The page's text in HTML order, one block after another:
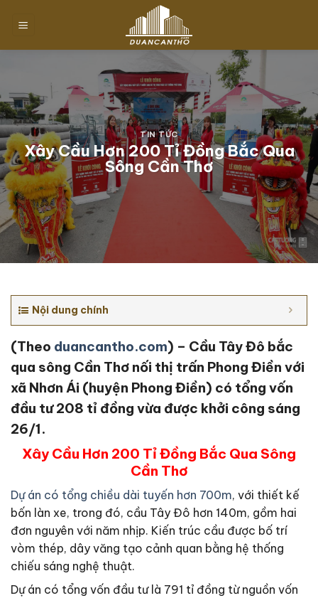
đến
TIN TỨC
Xây Cầu Hơn 200 Tỉ Đồng Bắc Qua
Sông Cần Thơ
Nội dung chính
(Theo duancantho.com) – Cầu Tây Đô bắc
qua sông Cần Thơ nối thị trấn Phong Điền với
xã Nhơn Ái (huyện Phong Điền) có tổng vốn
đầu tư 208 tỉ đồng vừa được khởi công sáng
26/1.
Xây Cầu Hơn 200 Tỉ Đồng Bắc Qua Sông
Cần Thơ
Dự án có tổng chiều dài tuyến hơn 700m, với thiết kế
bốn làn xe, trong đó, cầu Tây Đô hơn 140m, gồm hai
đơn nguyên với năm nhịp. Kiến trúc cầu được bố trí
vòm thép, dây văng tạo cảnh quan bằng hệ thống
chiếu sáng nghệ thuật.
Dự án có tổng vốn đầu tư là 791 tỉ đồng từ nguồn vốn